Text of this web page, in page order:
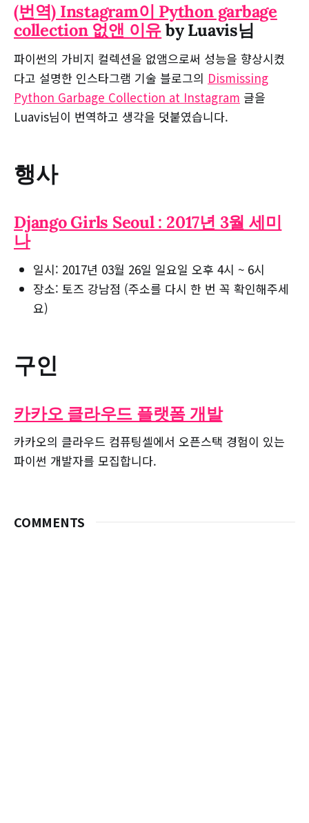
(번역) Instagram이 Python garbage
collection 없앤 이유by Luavis님
파이썬의 가비지 컬렉션을 없앰으로써 성능을 향상시켰
다고 설명한 인스타그램 기술 블로그의 Dismissing
Python Garbage Collection at Instagram 글을
Luavis님이 번역하고 생각을 덧붙였습니다.
행사
Django Girls Seoul : 2017년 3월 세미
나
일시: 2017년 03월 26일 일요일 오후 4시 ~ 6시
장소: 토즈 강남점 (주소를 다시 한 번 꼭 확인해주세
요)
구인
카카오 클라우드 플랫폼 개발
카카오의 클라우드 컴퓨팅셀에서 오픈스택 경험이 있는
파이썬 개발자를 모집합니다.
COMMENTS